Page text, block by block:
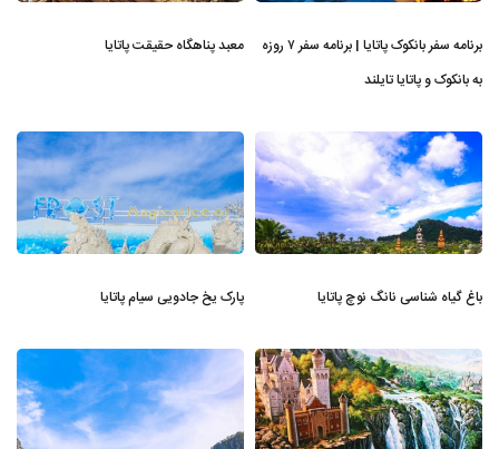
برنامه سفر بانکوک پاتایا | برنامه سفر ۷ روزه
به بانکوک و پاتایا تایلند
معبد پناهگاه حقیقت پاتایا
باغ گیاه شناسی نانگ نوچ پاتایا پارک یخ جادویی سیام پاتایا